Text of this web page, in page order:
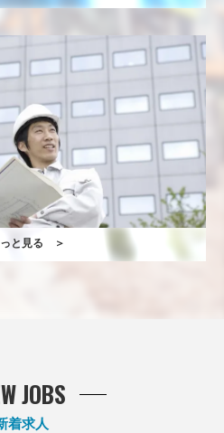
と見る ＞
着求人
JOBS